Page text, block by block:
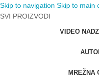
Skip to navigation Skip to main
SVI PROIZVODI
VIDEO
MREŽNA